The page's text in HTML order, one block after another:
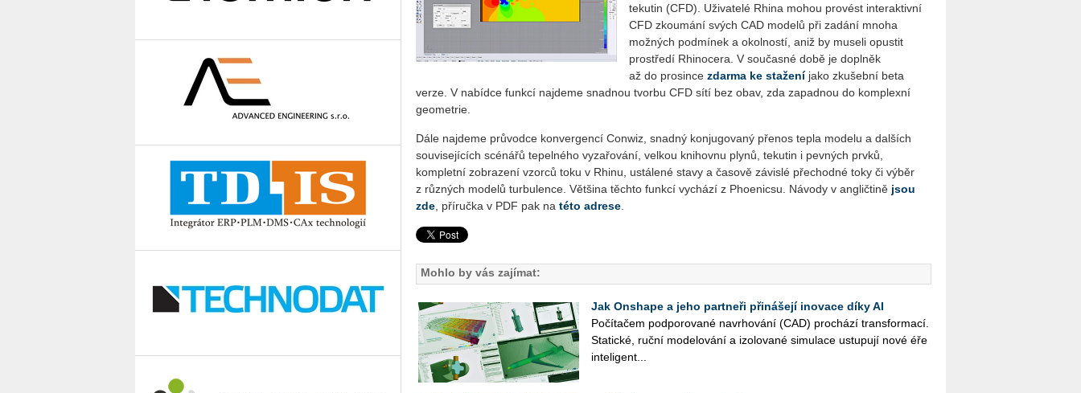
tekutin (CFD). Uživatelé Rhina mohou provést interaktivní
CFD zkoumání svých CAD modelů při zadání mnoha
možných podmínek a okolností, aniž by museli opustit
prostředí Rhinocera. V současné době je doplněk
až do prosince zdarma ke staženíjako zkušební beta
verze. V nabídce funkcí najdeme snadnou tvorbu CFD sítí bez obav, zda zapadnou do komplexní
geometrie.
Dále najdeme průvodce konvergencí Conwiz, snadný konjugovaný přenos tepla modelu a dalších
souvisejících scénářů tepelného vyzařování, velkou knihovnu plynů, tekutin i pevných prvků,
kompletní zobrazení vzorců toku v Rhinu, ustálené stavy a časově závislé přechodné toky či výběr
z různých modelů turbulence. Většina těchto funkcí vychází z Phoenicsu. Návody v angličtině jsou
zde , příručka v PDF pak na této adrese
Mohlo by vás zajímat:
Jak Onshape a jeho partneři přinášejí inovace díky AI
Po­čí­ta­čem pod­po­ro­va­né na­vr­ho­vá­ní (CAD) pro­chá­zí trans­for­ma­cí.
Sta­tic­ké, ruční mo­de­lo­vá­ní a izo­lo­va­né si­mu­la­ce ustu­pu­jí nové éře
in­te­li­gent­...